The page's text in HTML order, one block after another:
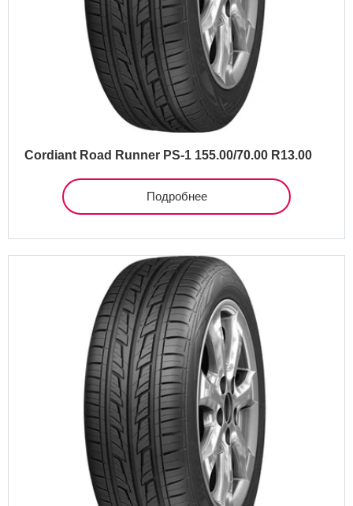
Cordiant Road Runner PS-1 155.00/70.00 R13.00
Подробнее